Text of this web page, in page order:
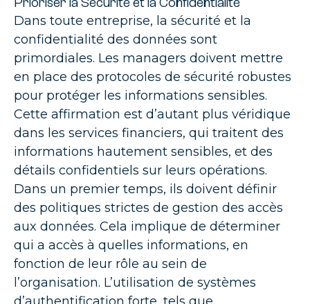
Dans toute entreprise, la sécurité et la
confidentialité des données sont
primordiales. Les managers doivent mettre
en place des protocoles de sécurité robustes
pour protéger les informations sensibles.
Cette affirmation est d’autant plus véridique
dans les services financiers, qui traitent des
informations hautement sensibles, et des
détails confidentiels sur leurs opérations.
Dans un premier temps, ils doivent définir
des politiques strictes de gestion des accès
aux données. Cela implique de déterminer
qui a accès à quelles informations, en
fonction de leur rôle au sein de
l’organisation. L’utilisation de systèmes